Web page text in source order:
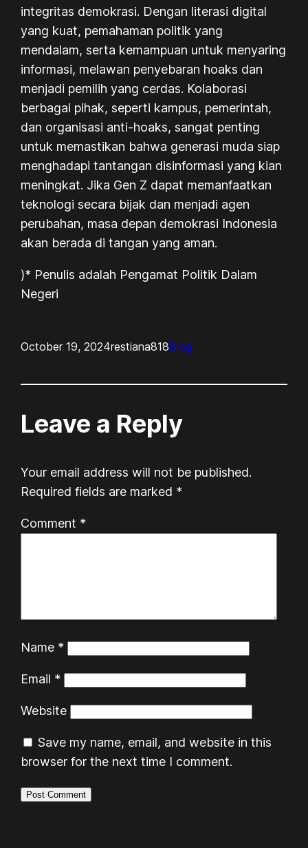
integritas demokrasi. Dengan literasi digital
yang kuat, pemahaman politik yang
mendalam, serta kemampuan untuk menyaring
informasi, melawan penyebaran hoaks dan
menjadi pemilih yang cerdas. Kolaborasi
berbagai pihak, seperti kampus, pemerintah,
dan organisasi anti-hoaks, sangat penting
untuk memastikan bahwa generasi muda siap
menghadapi tantangan disinformasi yang kian
meningkat. Jika Gen Z dapat memanfaatkan
teknologi secara bijak dan menjadi agen
perubahan, masa depan demokrasi Indonesia
akan berada di tangan yang aman.
)* Penulis adalah Pengamat Politik Dalam
Negeri
October 19, 2024restiana818Blog
Leave a Reply
Your email address will not be published.
Required fields are marked *
Comment *
Name *
Email *
Website
Save my name, email, and website in this
browser for the next time I comment.